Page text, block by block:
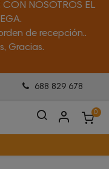
NOSOTROS EL
de recepción..
Gracias.
688 829 678
0